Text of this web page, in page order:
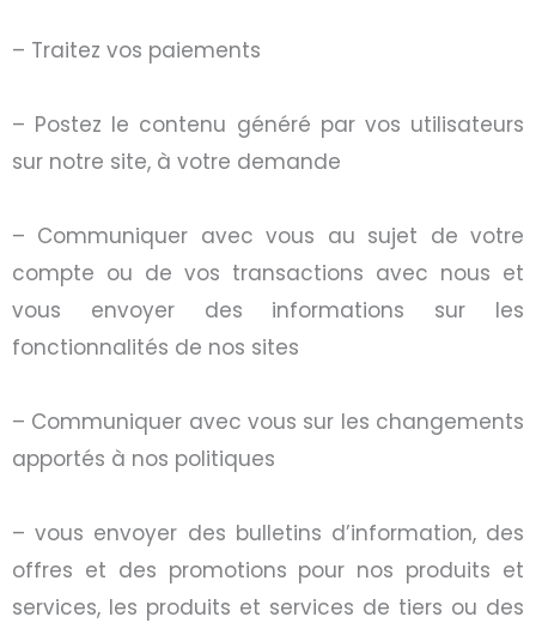
– Traitez vos paiements
– Postez le contenu généré par vos utilisateurs
sur notre site, à votre demande
– Communiquer avec vous au sujet de votre
compte ou de vos transactions avec nous et
vous envoyer des informations sur les
fonctionnalités de nos sites
– Communiquer avec vous sur les changements
apportés à nos politiques
– vous envoyer des bulletins d’information, des
offres et des promotions pour nos produits et
services, les produits et services de tiers ou des